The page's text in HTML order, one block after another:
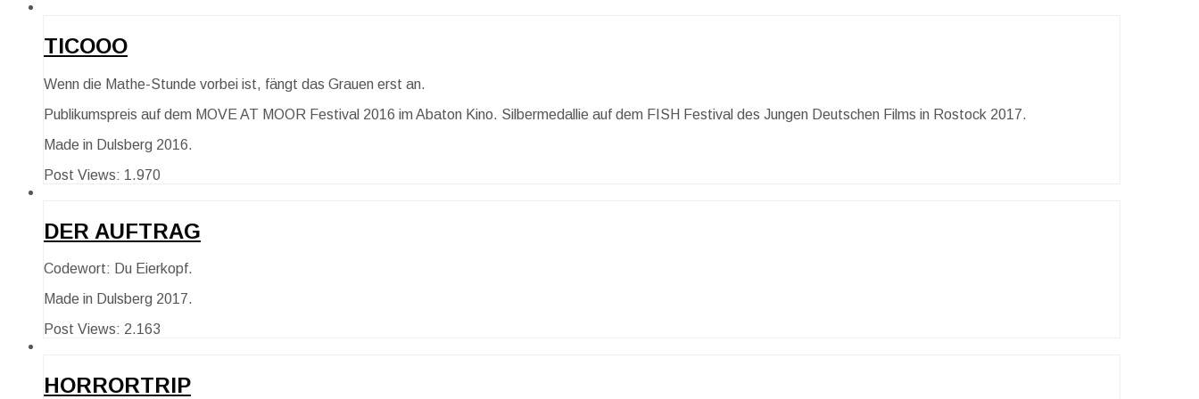
TICOOO
Wenn die Mathe-Stunde vorbei ist, fängt das Grauen erst an.
Publikumspreis auf dem MOVE AT MOOR Festival 2016 im Abaton Kino. Silbermedallie auf dem FISH Festival des Jungen Deutschen Films in Rostock 2017.
Made in Dulsberg 2016.
Post Views: 1.970
DER AUFTRAG
Codewort: Du Eierkopf.
Made in Dulsberg 2017.
Post Views: 2.163
HORRORTRIP